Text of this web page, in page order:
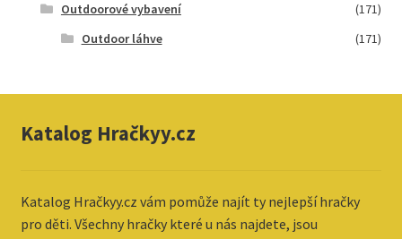
Outdoorové vybavení
(171)
Outdoor láhve
(171)
Katalog Hračkyy.cz
Katalog Hračkyy.cz vám pomůže najít ty nejlepší hračky
pro děti. Všechny hračky které u nás najdete, jsou